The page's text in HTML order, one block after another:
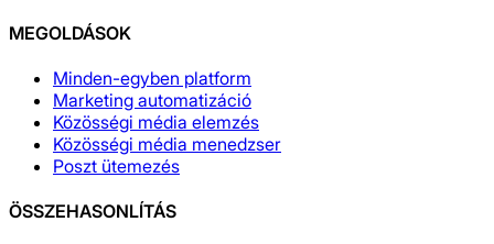
MEGOLDÁSOK
Minden-egyben platform
Marketing automatizáció
Közösségi média elemzés
Közösségi média menedzser
Poszt ütemezés
ÖSSZEHASONLÍTÁS